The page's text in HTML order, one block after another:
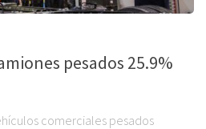
pesados 25.9%
comerciales pesados